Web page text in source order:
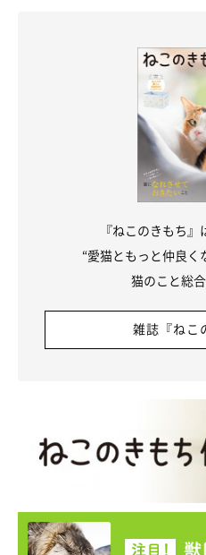
『ねこのきもち
“愛猫ともっと仲良く
猫のこと総合
雑誌『ねこ